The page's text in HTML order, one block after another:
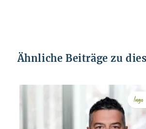
Ähnliche Beiträge zu